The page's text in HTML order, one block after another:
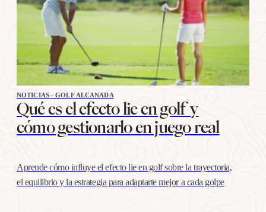
NOTICIAS - GOLF ALCANADA
Qué es el efecto lie en golf y
cómo gestionarlo en juego real
Aprende cómo influye el efecto lie en golf sobre la trayectoria,
el equilibrio y la estrategia para adaptarte mejor a cada golpe